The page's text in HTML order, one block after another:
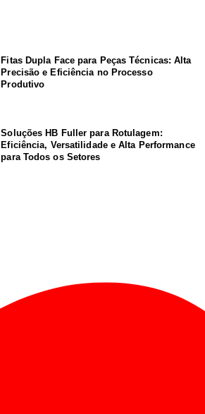
Fitas Dupla Face para Peças Técnicas: Alta
Precisão e Eficiência no Processo
Produtivo
Soluções HB Fuller para Rotulagem:
Eficiência, Versatilidade e Alta Performance
para Todos os Setores